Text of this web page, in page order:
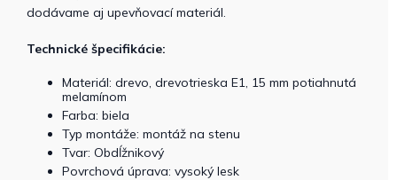
dodávame aj upevňovací materiál.
Technické špecifikácie:
Materiál: drevo, drevotrieska E1, 15 mm potiahnutá
melamínom
Farba: biela
Typ montáže: montáž na stenu
Tvar: Obdĺžnikový
Povrchová úprava: vysoký lesk